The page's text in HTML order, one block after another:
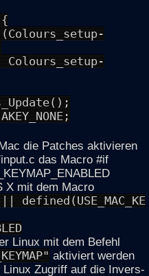
die Patches aktivieren
das Macro #if
X mit dem Macro
Linux mit dem Befehl
aktiviert werden
Zugriff auf die Invers-